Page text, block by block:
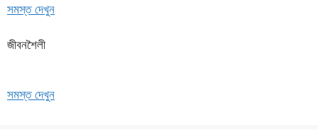
সমস্ত দেখুন
জীবনশৈলী
সমস্ত দেখুন